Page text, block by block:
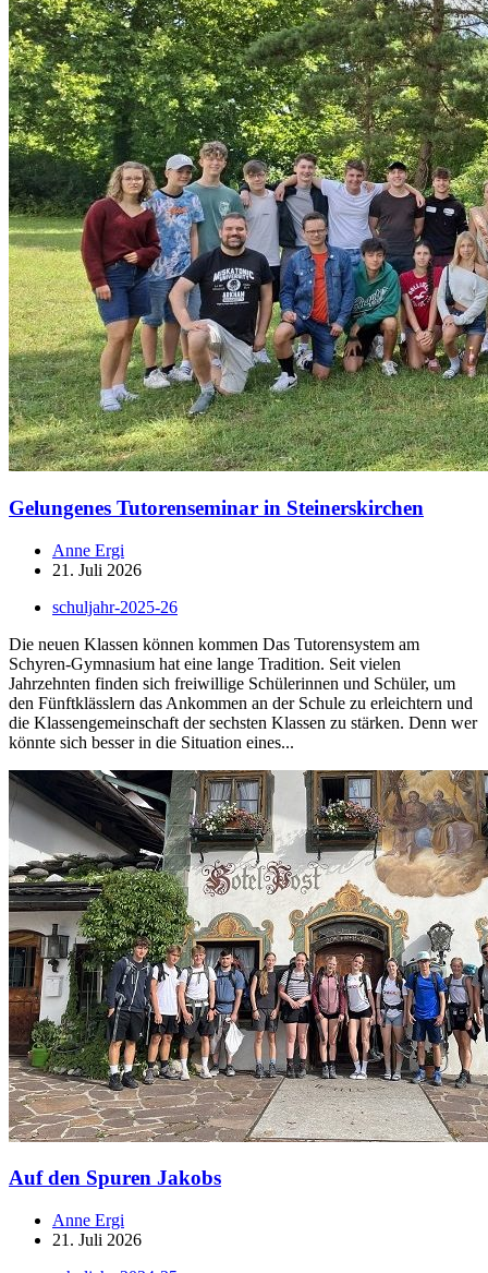
Gelungenes Tutorenseminar in Steinerskirchen
Anne Ergi
21. Juli 2026
schuljahr-2025-26
Die neuen Klassen können kommen Das Tutorensystem am
Schyren-Gymnasium hat eine lange Tradition. Seit vielen
Jahrzehnten finden sich freiwillige Schülerinnen und Schüler, um
den Fünftklässlern das Ankommen an der Schule zu erleichtern und
die Klassengemeinschaft der sechsten Klassen zu stärken. Denn wer
könnte sich besser in die Situation eines...
Auf den Spuren Jakobs
Anne Ergi
21. Juli 2026